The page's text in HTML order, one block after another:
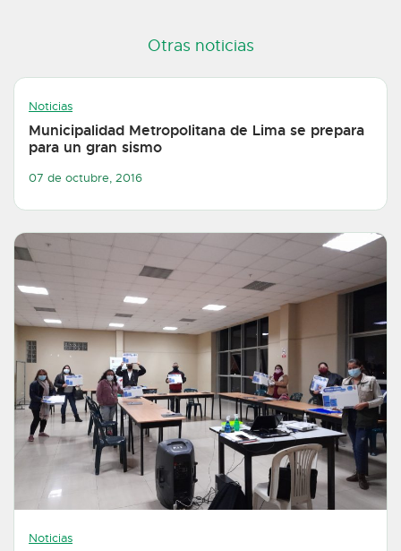
Otras noticias
Noticias
Municipalidad Metropolitana de Lima se prepara
para un gran sismo
07 de octubre, 2016
Noticias